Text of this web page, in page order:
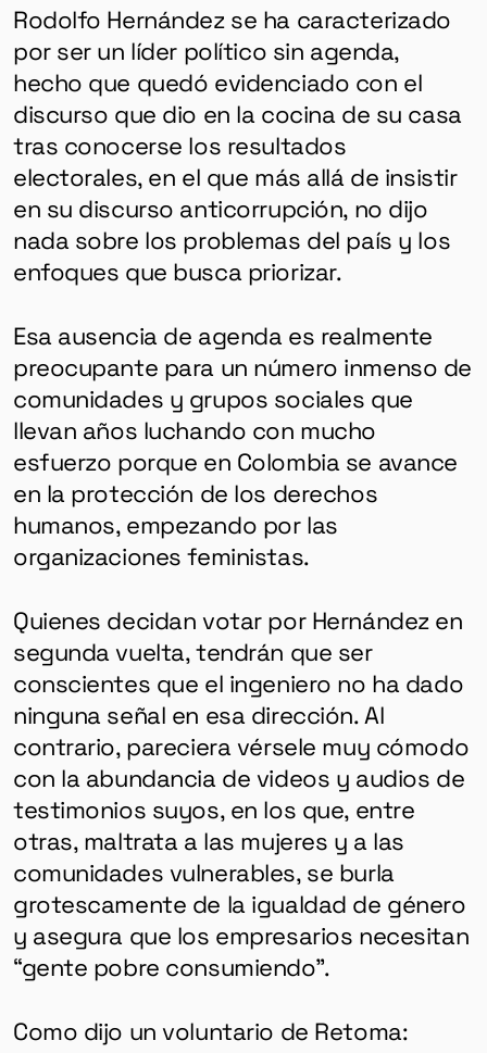
GÉNERO
DERECHOS HUMANOS
SALUD MENTAL
Rodolfo Hernández se ha caracterizado
por ser un líder político sin agenda,
hecho que quedó evidenciado con el
discurso que dio en la cocina de su casa
tras conocerse los resultados
electorales, en el que más allá de insistir
en su discurso anticorrupción, no dijo
nada sobre los problemas del país y los
enfoques que busca priorizar.
Esa ausencia de agenda es realmente
preocupante para un número inmenso de
comunidades y grupos sociales que
llevan años luchando con mucho
esfuerzo porque en Colombia se avance
en la protección de los derechos
humanos, empezando por las
organizaciones feministas.
Quienes decidan votar por Hernández en
segunda vuelta, tendrán que ser
conscientes que el ingeniero no ha dado
ninguna señal en esa dirección. Al
contrario, pareciera vérsele muy cómodo
con la abundancia de videos y audios de
testimonios suyos, en los que, entre
otras, maltrata a las mujeres y a las
comunidades vulnerables, se burla
grotescamente de la igualdad de género
y asegura que los empresarios necesitan
“gente pobre consumiendo”.
Como dijo un voluntario de Retoma: